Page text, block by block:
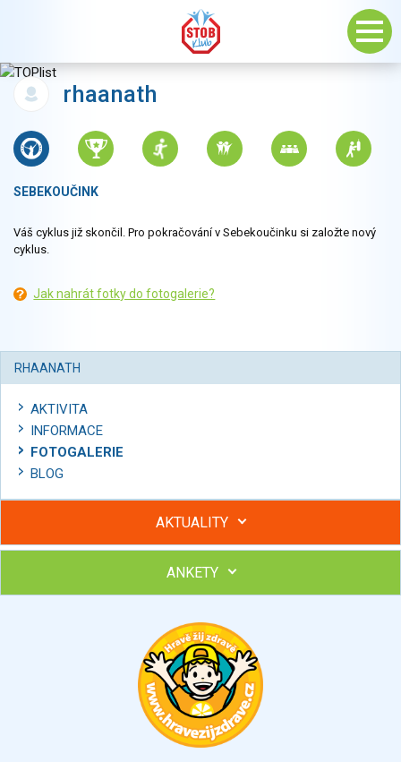
rhaanath
SEBEKOUČINK
Váš cyklus již skončil. Pro pokračování v Sebekoučinku si založte nový
cyklus.
Jak nahrát fotky do fotogalerie?
RHAANATH
AKTIVITA
INFORMACE
FOTOGALERIE
BLOG
AKTUALITY
Hubněte s podporou lektorky a skupiny v kurzech STOBu
Chcete poradit s hubnutím? Najděte si odborníka STOBu ve
ANKETY